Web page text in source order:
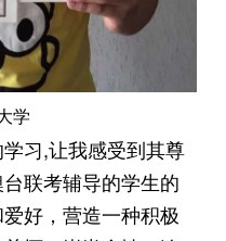
学
习,让我感受到其尊
联考辅导的学生的
好，营造一种积极